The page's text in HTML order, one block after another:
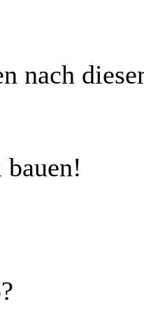
nach